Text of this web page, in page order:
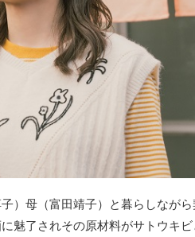
）母（富田靖子）と暮らしなが
魅了されその原材料がサトウキ